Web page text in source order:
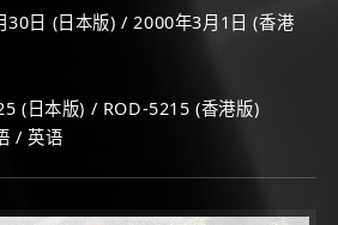
30日 (日本版) / 2000年3月1日 (香港
(日本版) / ROD-5215 (香港版)
/ 英语